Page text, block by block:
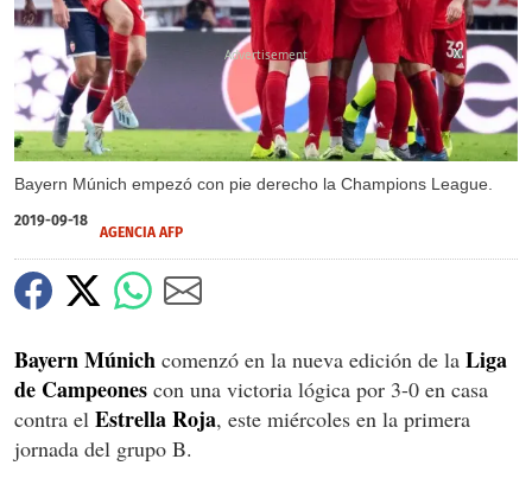
Bayern Múnich empezó con pie derecho la Champions League.
X
X
2019-09-18
AGENCIA AFP
Bayern Múnich comenzó en la nueva edición de la Liga
de Campeones con una victoria lógica por 3-0 en casa
contra el Estrella Roja, este miércoles en la primera
jornada del grupo B.